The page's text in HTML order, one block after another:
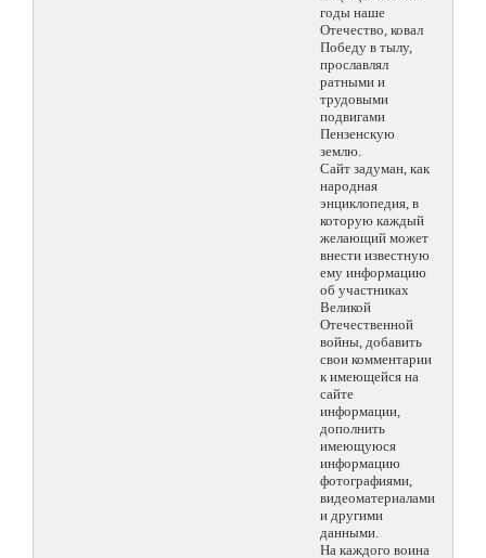
годы наше
Отечество, ковал
Победу в тылу,
прославлял
ратными и
трудовыми
подвигами
Пензенскую
землю.
Сайт задуман, как
народная
энциклопедия, в
которую каждый
желающий может
внести известную
ему информацию
об участниках
Великой
Отечественной
войны, добавить
свои комментарии
к имеющейся на
сайте
информации,
дополнить
имеющуюся
информацию
фотографиями,
видеоматериалами
и другими
данными.
На каждого воина